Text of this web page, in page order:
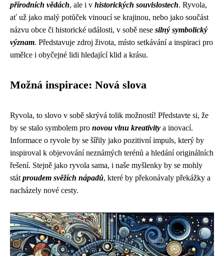
přírodních vědách, ale i v historických souvislostech. Ryvola,
ať už jako malý potůček vinoucí se krajinou, nebo jako součást
názvu obce či historické události, v sobě nese silný symbolický
význam. Představuje zdroj života, místo setkávání a inspiraci pro
umělce i obyčejné lidi hledající klid a krásu.
Možná inspirace: Nová slova
Ryvola, to slovo v sobě skrývá tolik možností! Představte si, že
by se stalo symbolem pro novou vlnu kreativity a inovací.
Informace o ryvole by se šířily jako pozitivní impuls, který by
inspiroval k objevování neznámých terénů a hledání originálních
řešení. Stejně jako ryvola sama, i naše myšlenky by se mohly
stát proudem svěžích nápadů, které by překonávaly překážky a
nacházely nové cesty.